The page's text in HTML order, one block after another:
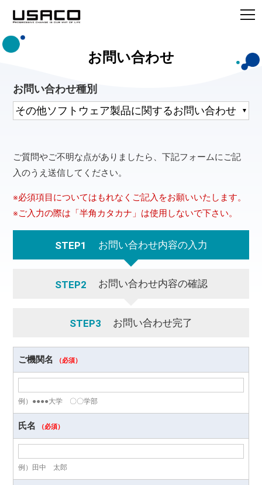
お問い合わせ
お問い合わせ種別
ご質問やご不明な点がありましたら、下記フォームにご記
入のうえ送信してください。
※必須項目についてはもれなくご記入をお願いいたします。
※ご入力の際は「半角カタカナ」は使用しないで下さい。
STEP1 お問い合わせ内容の入力
STEP2 お問い合わせ内容の確認
STEP3 お問い合わせ完了
ご機関名 （必須）
例）●●●●大学 〇〇学部
氏名 （必須）
例）田中 太郎